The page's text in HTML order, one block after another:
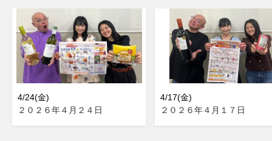
4/24(金)
２０２６年４月２４日
4/17(金)
２０２６年４月１７日